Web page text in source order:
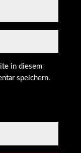
in diesem
speichern.